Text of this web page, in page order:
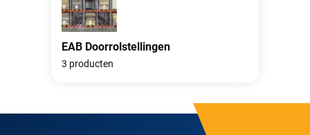
EAB Doorrolstellingen
3 producten